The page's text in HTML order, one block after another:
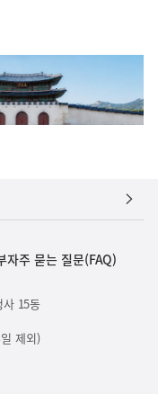
자주 묻는 질문(FAQ)
15동
제외)